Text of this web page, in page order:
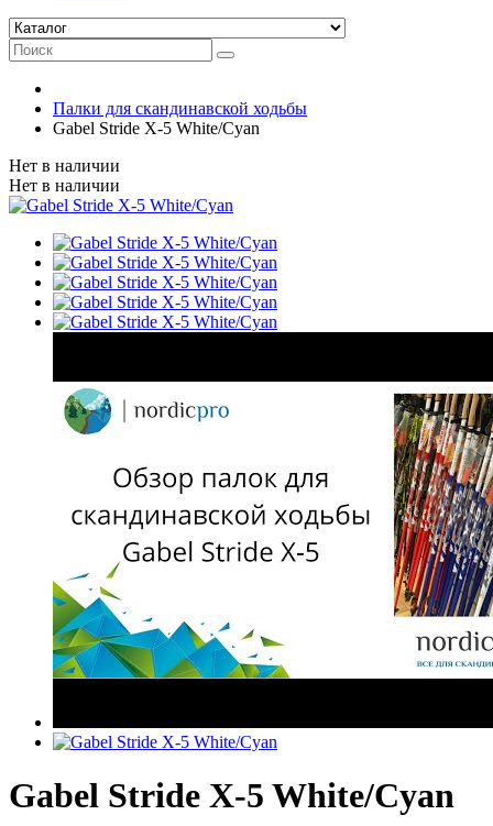
Палки для скандинавской ходьбы
Gabel Stride X-5 White/Cyan
Нет в наличии
Нет в наличии
Gabel Stride X-5 White/Cyan